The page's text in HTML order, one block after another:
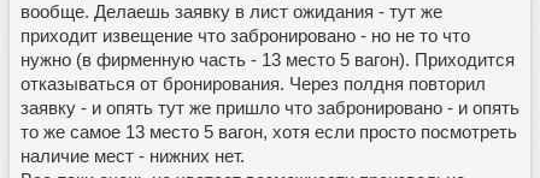
вообще. Делаешь заявку в лист ожидания - тут же
приходит извещение что забронировано - но не то что
нужно (в фирменную часть - 13 место 5 вагон). Приходится
отказываться от бронирования. Через полдня повторил
заявку - и опять тут же пришло что забронировано - и опять
то же самое 13 место 5 вагон, хотя если просто посмотреть
наличие мест - нижних нет.